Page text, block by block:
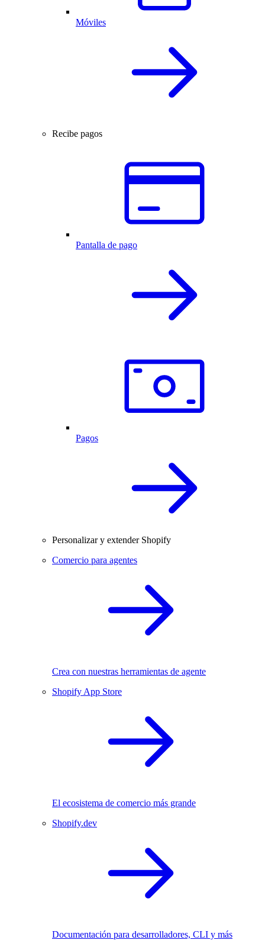
Móviles
Recibe pagos
Pantalla de pago
Pagos
Personalizar y extender Shopify
Comercio para agentes
Crea con nuestras herramientas de agente
Shopify App Store
El ecosistema de comercio más grande
Shopify.dev
Documentación para desarrolladores, CLI y más